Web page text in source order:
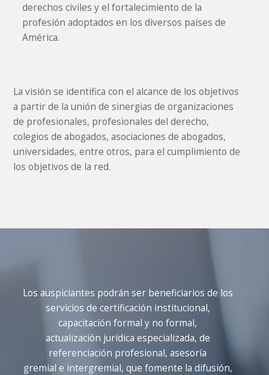
derechos civiles y el fortalecimiento de la
profesión adoptados en los diversos países de
América.
La visión se identifica con el alcance de los objetivos
a partir de la unión de sinergias de organizaciones
de profesionales, profesionales del derecho,
colegios de abogados, asociaciones de abogados,
universidades, entre otros, para el cumplimiento de
los objetivos de la red.
Los auspiciantes podrán ser beneficiarios de los
servicios de certificación institucional,
capacitación formal y no formal,
actualización jurídica especializada, de
referenciación profesional, asesoría
gremial e intergremial, que fomente la difusión,